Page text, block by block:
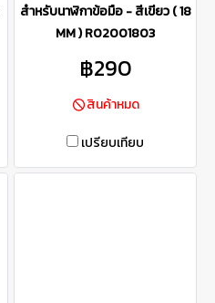
สำหรับนาฬิกาข้อมือ - สีเขียว ( 18
MM ) R02001803
฿290
สินค้าหมด
เปรียบเทียบ